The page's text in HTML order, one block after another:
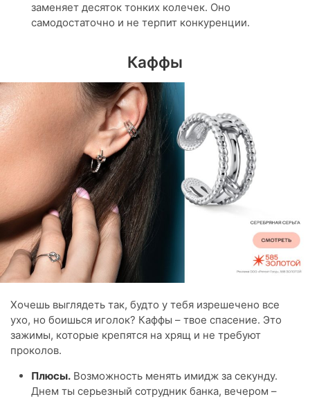
заменяет десяток тонких колечек. Оно
самодостаточно и не терпит конкуренции.
Каффы
Хочешь выглядеть так, будто у тебя изрешечено все
ухо, но боишься иголок? Каффы – твое спасение. Это
зажимы, которые крепятся на хрящ и не требуют
проколов.
Плюсы. Возможность менять имидж за секунду.
Днем ты серьезный сотрудник банка, вечером –